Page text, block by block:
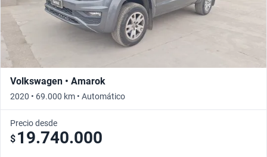
Volkswagen • Amarok
2020 • 69.000 km • Automático
Precio desde
$ 19.740.000